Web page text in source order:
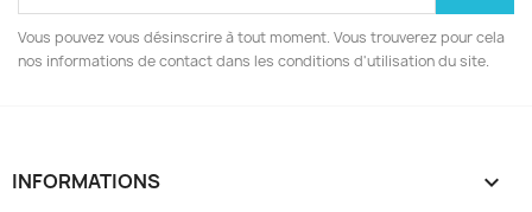
Vous pouvez vous désinscrire à tout moment. Vous trouverez pour cela
nos informations de contact dans les conditions d'utilisation du site.
INFORMATIONS keyboard_arrow_down